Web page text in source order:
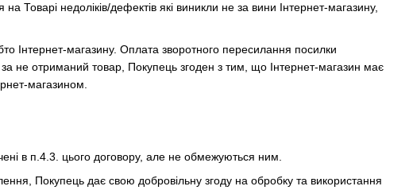
недоліків/дефектів які виникли не за вини Інтернет-магазину,
Інтернет-магазину. Оплата зворотного пересилання посилки
не отриманий товар, Покупець згоден з тим, що Інтернет-магазин має
магазином.
в п.4.3. цього договору, але не обмежуються ним.
Покупець дає свою добровільну згоду на обробку та використання